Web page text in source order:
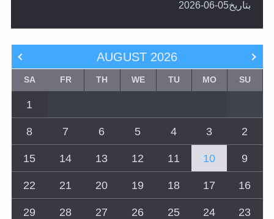
بتاريخ05-06-2026
AUGUST 2026
SU
MO
TU
WE
TH
FR
SA
1
2
3
4
5
6
7
8
9
10
11
12
13
14
15
16
17
18
19
20
21
22
23
24
25
26
27
28
29